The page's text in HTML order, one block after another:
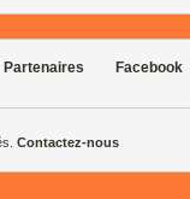
Partenaires Facebook
Contactez-nous